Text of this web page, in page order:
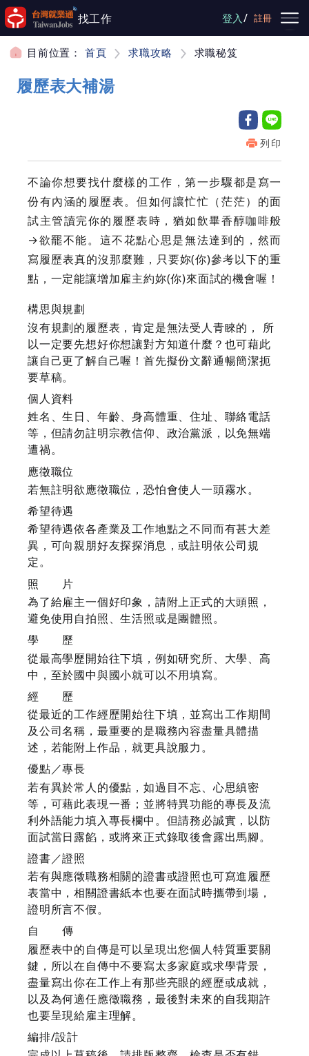
跳到主要內容
找工作 登入/ 註冊
目前位置： 首頁 求職攻略 求職秘笈
履歷表大補湯
列印
不論你想要找什麼樣的工作，第一步驟都是寫一
份有內涵的履歷表。但如何讓忙忙（茫茫）的面
試主管讀完你的履歷表時，猶如飲畢香醇咖啡般
→欲罷不能。這不花點心思是無法達到的，然而
寫履歷表真的沒那麼難，只要妳(你)參考以下的重
點，一定能讓增加雇主約妳(你)來面試的機會喔！
構思與規劃
沒有規劃的履歷表，肯定是無法受人青睞的， 所
以一定要先想好你想讓對方知道什麼？也可藉此
讓自己更了解自己喔！首先擬份文辭通暢簡潔扼
要草稿。
個人資料
姓名、生日、年齡、身高體重、住址、聯絡電話
等，但請勿註明宗教信仰、政治黨派，以免無端
遭禍。
應徵職位
若無註明欲應徵職位，恐怕會使人一頭霧水。
希望待遇
希望待遇依各產業及工作地點之不同而有甚大差
異，可向親朋好友探探消息，或註明依公司規
定。
照 片
為了給雇主一個好印象，請附上正式的大頭照，
避免使用自拍照、生活照或是團體照。
學 歷
從最高學歷開始往下填，例如研究所、大學、高
中，至於國中與國小就可以不用填寫。
經 歷
從最近的工作經歷開始往下填，並寫出工作期間
及公司名稱，最重要的是職務內容盡量具體描
述，若能附上作品，就更具說服力。
優點／專長
若有異於常人的優點，如過目不忘、心思縝密
等，可藉此表現一番；並將特異功能的專長及流
利外語能力填入專長欄中。但請務必誠實，以防
面試當日露餡，或將來正式錄取後會露出馬腳。
證書／證照
若有與應徵職務相關的證書或證照也可寫進履歷
表當中，相關證書紙本也要在面試時攜帶到場，
證明所言不假。
自 傳
履歷表中的自傳是可以呈現出您個人特質重要關
鍵，所以在自傳中不要寫太多家庭或求學背景，
盡量寫出你在工作上有那些亮眼的經歷或成就，
以及為何適任應徵職務，最後對未來的自我期許
也要呈現給雇主理解。
編排/設計